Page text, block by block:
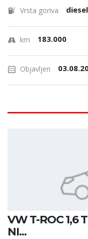
Vrsta goriva diesel
km 183.000
Objavljen
VW T-ROC 1,6
NI...